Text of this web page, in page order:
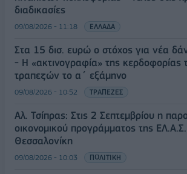
διαδικασίες
09/08/2026 - 11:18 ΕΛΛΑΔΑ
Στα 15 δισ. ευρώ ο στόχος για νέα
- Η «ακτινογραφία» της κερδοφορίας
τραπεζών το α΄ εξάμηνο
09/08/2026 - 10:52 ΤΡΑΠΕΖΕΣ
Αλ. Τσίπρας: Στις 2 Σεπτεμβρίου η
οικονομικού προγράμματος της
Θεσσαλονίκη
09/08/2026 - 10:03 ΠΟΛΙΤΙΚΗ